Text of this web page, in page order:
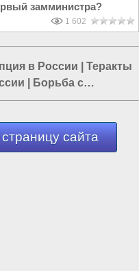
замминистра?
1 602
в России
Теракты
Борьба с
|Пятая колонна в
сайта